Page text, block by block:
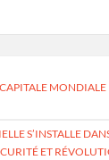
MONDIALE
S’INSTALLE
ET